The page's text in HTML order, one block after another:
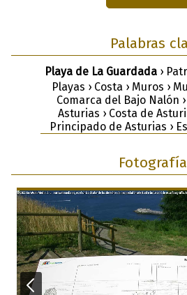
Palabras
Playa de La Guardada›
Playas › Costa › Muros ›
Comarca del Bajo Nalón
Asturias › Costa de
Principado de Asturias ›